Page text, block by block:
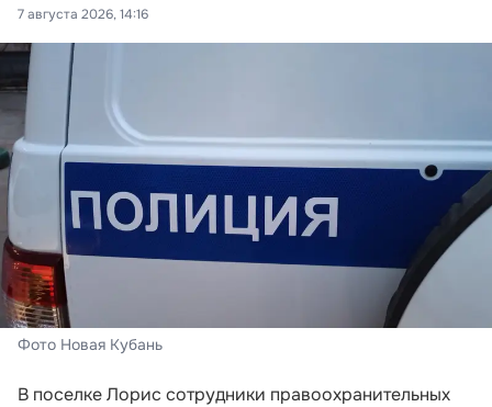
7 августа 2026, 14:16
Фото Новая Кубань
В поселке Лорис сотрудники правоохранительных